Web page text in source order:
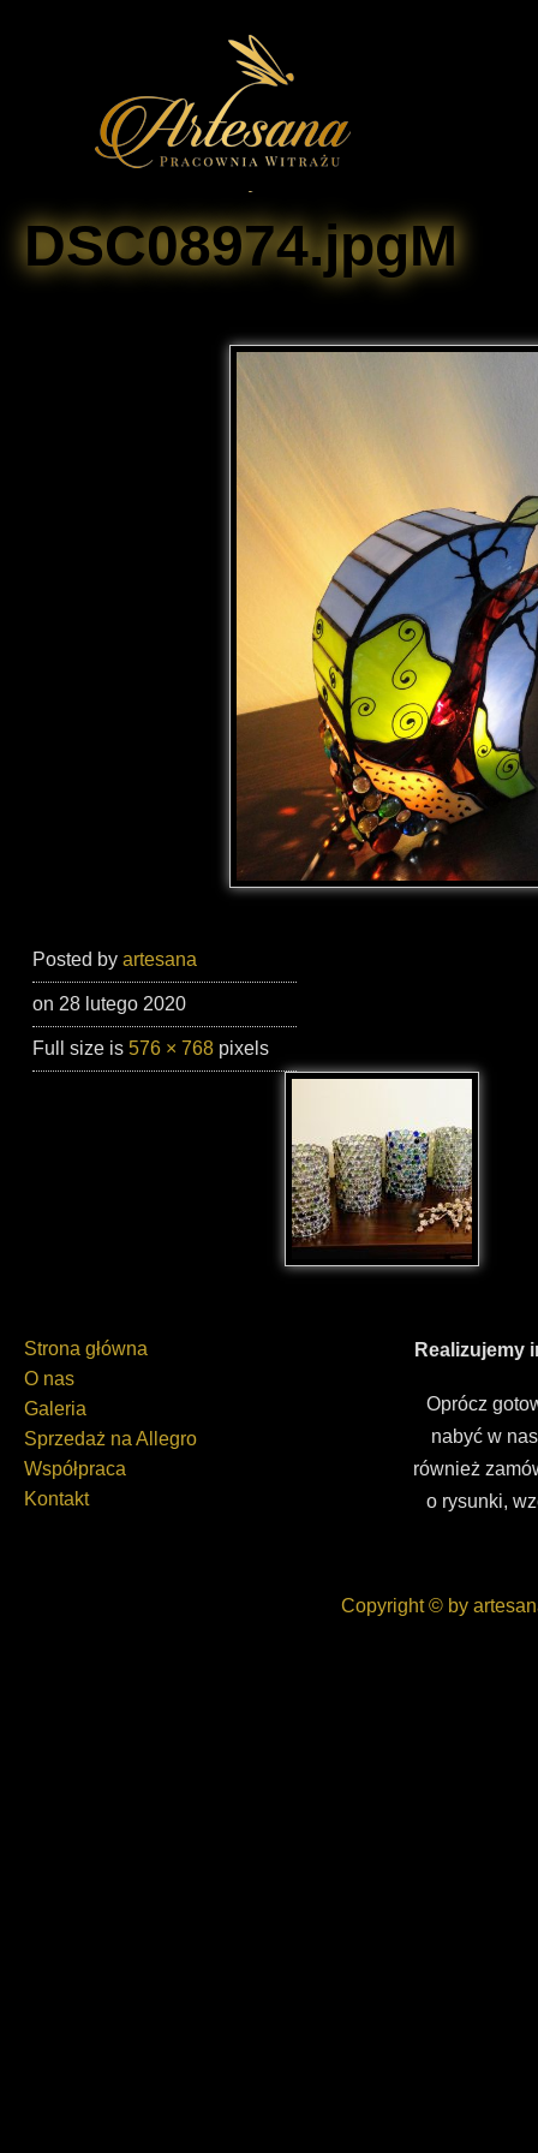
DSC08974.jpgM
Posted by artesana
on 28 lutego 2020
Full size is 576 × 768 pixels
Strona główna
O nas
Galeria
Sprzedaż na Allegro
Współpraca
Kontakt
Realizujemy
Oprócz
nabyć w
również
o rysunki,
Copyright © by